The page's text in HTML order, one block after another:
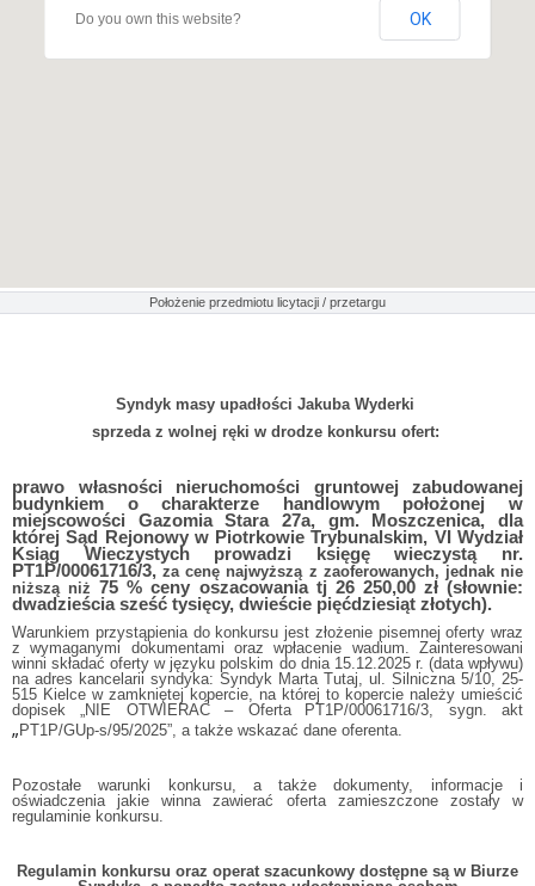
Do you own this website? OK
Położenie przedmiotu licytacji / przetargu
Syndyk masy upadłości Jakuba Wyderki
sprzeda z wolnej ręki w drodze konkursu ofert:
prawo własności nieruchomości gruntowej zabudowanej
budynkiem o charakterze handlowym położonej w
miejscowości Gazomia Stara 27a, gm. Moszczenica, dla
której Sąd Rejonowy w Piotrkowie Trybunalskim, VI Wydział
Ksiąg Wieczystych prowadzi księgę wieczystą nr.
PT1P/00061716/3,za cenę najwyższą z zaoferowanych, jednak nie
niższą niż 75 % ceny oszacowania tj 26 250,00 zł (słownie:
dwadzieścia sześć tysięcy, dwieście pięćdziesiąt złotych).
Warunkiem przystąpienia do konkursu jest złożenie pisemnej oferty wraz
z wymaganymi dokumentami oraz wpłacenie wadium. Zainteresowani
winni składać oferty w języku polskim do dnia 15.12.2025 r. (data wpływu)
na adres kancelarii syndyka: Syndyk Marta Tutaj, ul. Silniczna 5/10, 25-
515 Kielce w zamkniętej kopercie, na której to kopercie należy umieścić
dopisek „NIE OTWIERAĆ – Oferta
PT1P/00061716/3, sygn. akt
„ PT1P/GUp-s/95/2025”, a także wskazać dane oferenta.
Pozostałe warunki konkursu, a także dokumenty, informacje i
oświadczenia jakie winna zawierać oferta zamieszczone zostały w
regulaminie konkursu.
Regulamin konkursu oraz operat szacunkowy dostępne są w Biurze